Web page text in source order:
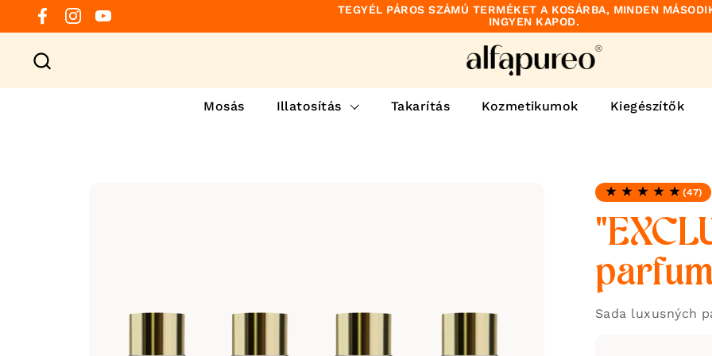
Preskočiť na obsah
Facebook
Instagram
YouTube
TEGYÉL PÁROS SZÁMÚ TERMÉKET A KOSÁRBA, MINDEN
INGYEN KAPOD.
Mosás Illatosítás Takarítás Kozmetikumok Kiegészítők
Hodnotenie: 4.91 z 5
(47)
Sada luxusných